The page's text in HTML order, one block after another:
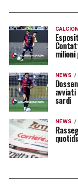
quel che
pratiche».
Lisandru
«
all’Ajaccio) mi
voluto
difendere. Ora
avesse
questa prima
il primo
senza palla è
Ovviamente
NEWS
sardi
NEWS